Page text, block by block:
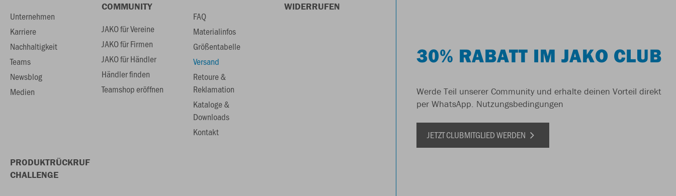
Unternehmen
Karriere
Nachhaltigkeit
Teams
Newsblog
Medien
COMMUNITY
JAKO für Vereine
JAKO für Firmen
JAKO für Händler
Händler finden
Teamshop eröffnen
FAQ
Materialinfos
Größentabelle
Versand
Retoure &
Reklamation
Kataloge &
Downloads
Kontakt
WIDERRUFEN
PRODUKTRÜCKRUF
CHALLENGE
30% RABATT IM JAKO CLUB
Werde Teil unserer Community und erhalte deinen Vorteil direkt
per WhatsApp. Nutzungsbedingungen
JETZT CLUBMITGLIED WERDEN